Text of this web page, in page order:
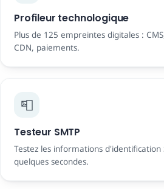
Profileur technologique
Plus de 125 empreintes digitales :
CDN, paiements.
📮
Testeur SMTP
Testez les informations d'identification
quelques secondes.